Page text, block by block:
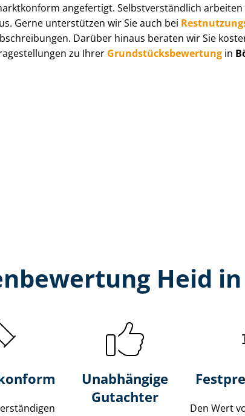
angefertigt. Selbst­ver­ständ­lich arbeiten
Gerne unterstützen wir Sie auch bei
Darüber hinaus beraten wir Sie
zu Ihrer Grund­stücks­be­wer­tung in
Heid
Unabhängige
Gutachter
Den Wert